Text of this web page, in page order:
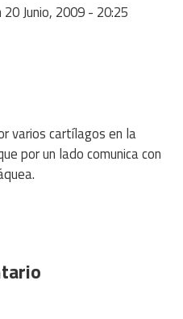
20 Junio, 2009 - 20:25
varios cartílagos en la
por un lado comunica con